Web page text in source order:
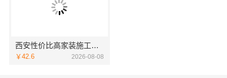
西安性价比高家装施工改善房免费量房-居安天成
￥42.6 2026-08-08